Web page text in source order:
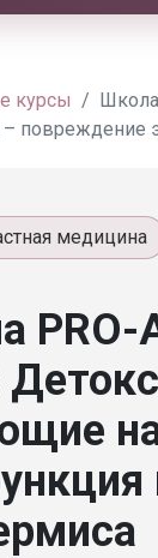
курсы
повреждение
медицина
PRO-